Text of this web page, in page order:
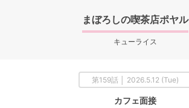
まぼろしの喫茶店ポヤル
キューライス
第159話 │ 2026.5.12 (Tue)
カフェ面接